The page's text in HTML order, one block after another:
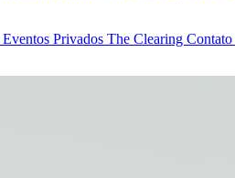
Eventos Privados The Clearing Contato